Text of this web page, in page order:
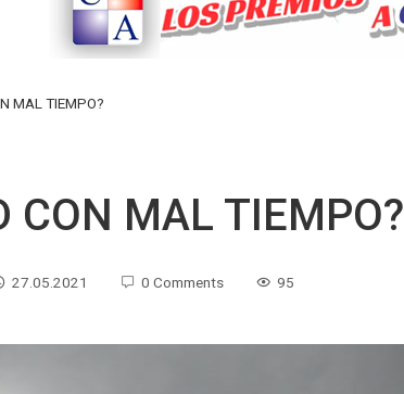
MAL TIEMPO?
CON MAL TIEMPO?
27.05.2021 0 Comments 95